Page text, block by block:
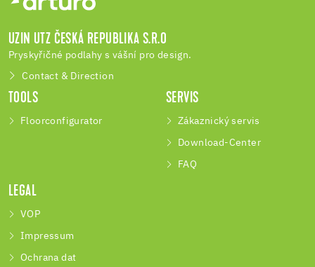
UZIN UTZ ČESKÁ REPUBLIKA S.R.O
Pryskyřičné podlahy s vášní pro design.
Contact & Direction
TOOLS
Floorconfigurator
SERVIS
Zákaznický servis
Download-Center
FAQ
LEGAL
VOP
Impressum
Ochrana dat